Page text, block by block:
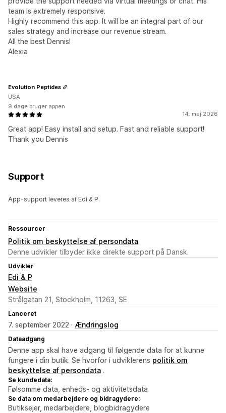
team is extremely responsive.
Highly recommend this app. It will be an integral part of our
sales strategy and increase our revenue stream.
All the best Dennis!
Alexia
14. maj 2026
Great app! Easy install and setup. Fast and reliable support!
Thank you Dennis
Evolution Peptides
USA
9 dage bruger appen
Support
App-support leveres af Edi & P.
Ressourcer
Politik om beskyttelse af persondata
Denne udvikler tilbyder ikke direkte support på Dansk.
Udvikler
Edi & P
Website
Strålgatan 21, Stockholm, 11263, SE
Lanceret
7. september 2022 · Ændringslog
Dataadgang
Denne app skal have adgang til følgende data for at kunne
fungere i din butik. Se hvorfor i udviklerens politik om
beskyttelse af persondata .
Se kundedata:
Følsomme data, enheds- og aktivitetsdata
Se data om medarbejdere og bidragydere:
Butiksejer, medarbejdere, blogbidragydere